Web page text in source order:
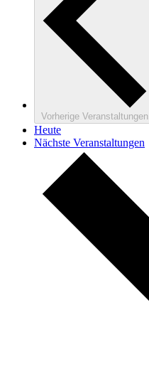
Vorherige Veranstaltungen
Heute
Nächste Veranstaltungen